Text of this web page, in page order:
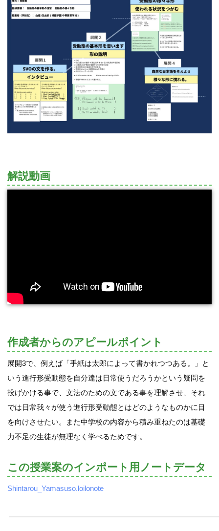
解説動画
作成者からのアピールポイント
展開3で、例えば「手紙は太郎によって書かれつつある。」と
いう進行形受動態を自分達は日常使うだろうかという疑問を
投げかける事で、文法のための文である事を理解させ、それ
では日常我々が使う進行形受動態とはどのようなものかに目
を向けさせたい。また中学校の内容から積み重ねたのは基礎
力不足の生徒が無理なく学べるためです。
この授業案のインポート用ノートデータ
Shintarou_Yamasuso.loilonote